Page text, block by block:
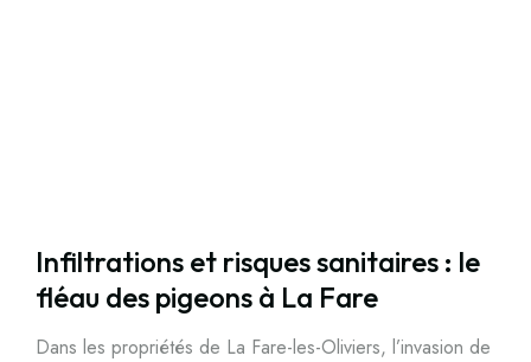
Infiltrations et risques sanitaires : le
fléau des pigeons à La Fare
Dans les propriétés de La Fare-les-Oliviers, l’invasion de